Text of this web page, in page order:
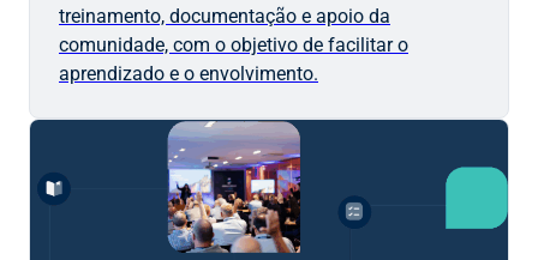
treinamento, documentação e apoio da
comunidade, com o objetivo de facilitar o
aprendizado e o envolvimento.